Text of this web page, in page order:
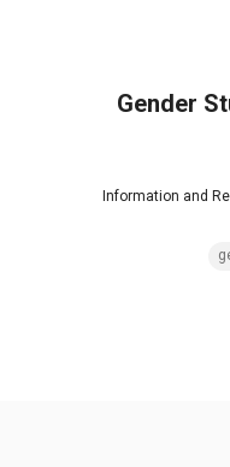
Gender
Information and